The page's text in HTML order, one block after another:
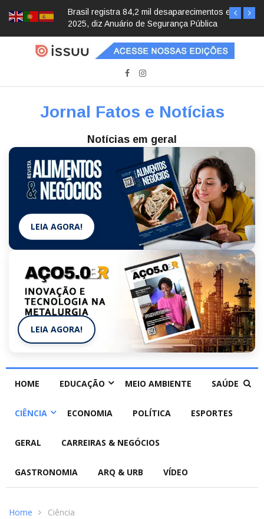
Brasil registra 84,2 mil desaparecimentos em
2025, diz Anuário de Segurança Pública
Jornal Fatos e Notícias
Notícias em geral
LEIA AGORA!
LEIA AGORA!
HOME EDUCAÇÃO MEIO AMBIENTE SAÚDE
CIÊNCIA ECONOMIA POLÍTICA ESPORTES
GERAL CARREIRAS & NEGÓCIOS
GASTRONOMIA ARQ & URB VÍDEO
Home Ciência